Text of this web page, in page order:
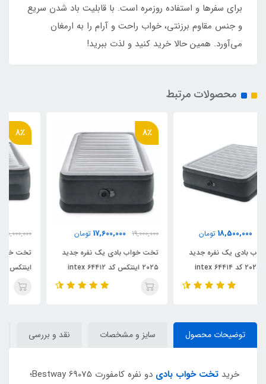
برای سفرها و استفاده روزمره است. با قابلیت باد شدن سریع
و جنس مقاوم برزنتی، خواب راحت و آرام را به ارمغان
می‌آورد. همین حالا خرید کنید و لذت ببرید!
محصولات مرتبط
19,000,000
17,600,000
تخت خواب بادی یک نفره جدید
۲۰۲۵ اینتکس کد ۶۴۴۱۲ intex
8٪
25,000,000
23,000,000
تخت خواب بادی دو نفره جدید
اینتکس ۲۰۲۵ با ارتقاع بلند کد
intex 64418
توضیحات محصول سایز و مشخصات نقد و بررسی
خرید تخت خواب بادی
دو نفره کامفورت Bestway 69075؛